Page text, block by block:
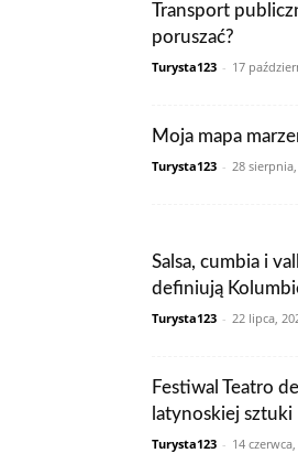
Transport
poruszać?
Turysta123 - 17
Moja mapa
Turysta123 - 28
Salsa, cumbia i
definiują
Turysta123 - 22 lipca,
Festiwal Teatro
latynoskiej sztuki
Turysta123 - 14